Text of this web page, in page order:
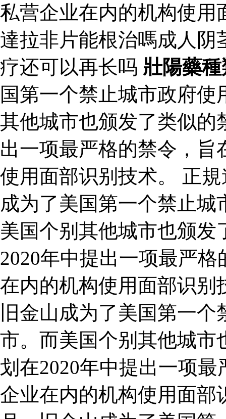
私营企业在内的机构使用
達拉非片能根治嗎成人阴
疗还可以再长吗 壯陽藥種
国第一个禁止城市政府
其他城市也颁发了类似的
出一项最严格的禁令，
使用面部识别技术。 正
成为了美国第一个禁止
美国个别其他城市也颁
2020年中提出一项最严
在内的机构使用面部识别
旧金山成为了美国第一
市。而美国个别其他城市
划在2020年中提出一项
企业在内的机构使用面